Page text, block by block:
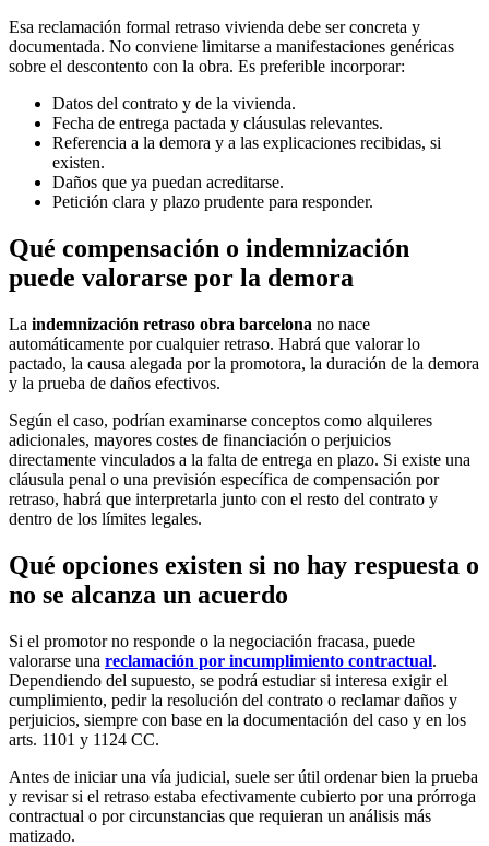
Esa reclamación formal retraso vivienda debe ser concreta y
documentada. No conviene limitarse a manifestaciones genéricas
sobre el descontento con la obra. Es preferible incorporar:
Datos del contrato y de la vivienda.
Fecha de entrega pactada y cláusulas relevantes.
Referencia a la demora y a las explicaciones recibidas, si
existen.
Daños que ya puedan acreditarse.
Petición clara y plazo prudente para responder.
Qué compensación o indemnización
puede valorarse por la demora
La indemnización retraso obra barcelona no nace
automáticamente por cualquier retraso. Habrá que valorar lo
pactado, la causa alegada por la promotora, la duración de la demora
y la prueba de daños efectivos.
Según el caso, podrían examinarse conceptos como alquileres
adicionales, mayores costes de financiación o perjuicios
directamente vinculados a la falta de entrega en plazo. Si existe una
cláusula penal o una previsión específica de compensación por
retraso, habrá que interpretarla junto con el resto del contrato y
dentro de los límites legales.
Qué opciones existen si no hay respuesta o
no se alcanza un acuerdo
Si el promotor no responde o la negociación fracasa, puede
valorarse una reclamación por incumplimiento contractual.
Dependiendo del supuesto, se podrá estudiar si interesa exigir el
cumplimiento, pedir la resolución del contrato o reclamar daños y
perjuicios, siempre con base en la documentación del caso y en los
arts. 1101 y 1124 CC.
Antes de iniciar una vía judicial, suele ser útil ordenar bien la prueba
y revisar si el retraso estaba efectivamente cubierto por una prórroga
contractual o por circunstancias que requieran un análisis más
matizado.